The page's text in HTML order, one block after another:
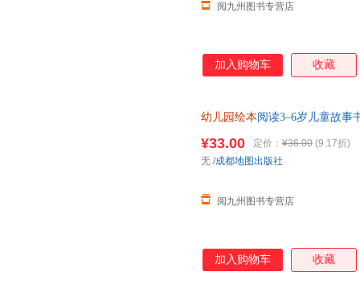
阅九州图书专营店
加入购物车 收藏
幼儿园绘本阅读3–6岁儿童故事
¥33.00 定价： ¥36.00 (9.17折)
阅九州图书专营店
无 /成都地图出版社
加入购物车 收藏